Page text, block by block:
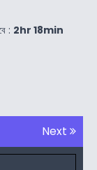
: 2hr 18min
Next